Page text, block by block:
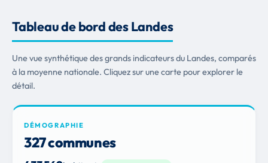
Tableau de bord des Landes
Une vue synthétique des grands indicateurs du Landes, comparés
à la moyenne nationale. Cliquez sur une carte pour explorer le
détail.
DÉMOGRAPHIE
327 communes